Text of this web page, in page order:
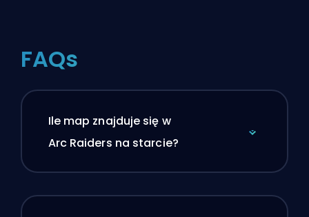
FAQs
Ile map znajduje się w
Arc Raiders na starcie?